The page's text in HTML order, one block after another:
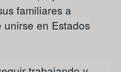
familiares a
en Estados